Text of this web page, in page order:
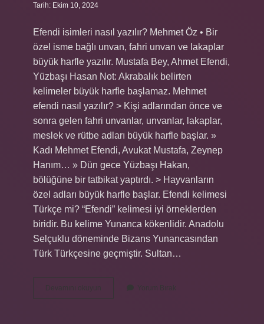
Tarih: Ekim 10, 2024
Efendi isimleri nasıl yazılır? Mehmet Öz • Bir
özel isme bağlı unvan, fahri unvan ve lakaplar
büyük harfle yazılır. Mustafa Bey, Ahmet Efendi,
Yüzbaşı Hasan Not: Akrabalık belirten
kelimeler büyük harfle başlamaz. Mehmet
efendi nasıl yazılır? > Kişi adlarından önce ve
sonra gelen fahri unvanlar, unvanlar, lakaplar,
meslek ve rütbe adları büyük harfle başlar. »
Kadı Mehmet Efendi, Avukat Mustafa, Zeynep
Hanım… » Dün gece Yüzbaşı Hakan,
bölüğüne bir tatbikat yaptırdı. > Hayvanların
özel adları büyük harfle başlar. Efendi kelimesi
Türkçe mi? “Efendi” kelimesi iyi örneklerden
biridir. Bu kelime Yunanca kökenlidir. Anadolu
Selçuklu döneminde Bizans Yunancasından
Türk Türkçesine geçmiştir. Sultan…
Devamını okuyun
Kelimesi
Yorum Bırak